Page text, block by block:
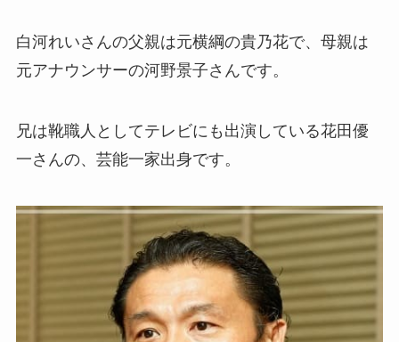
白河れいさんの父親は元横綱の貴乃花で、母親は
元アナウンサーの河野景子さんです。
兄は靴職人としてテレビにも出演している花田優
一さんの、芸能一家出身です。